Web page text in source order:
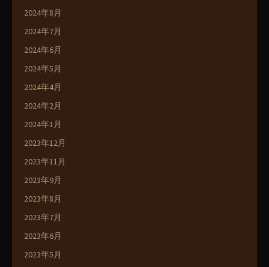
2024年8月
2024年7月
2024年6月
2024年5月
2024年4月
2024年2月
2024年1月
2023年12月
2023年11月
2023年9月
2023年8月
2023年7月
2023年6月
2023年5月